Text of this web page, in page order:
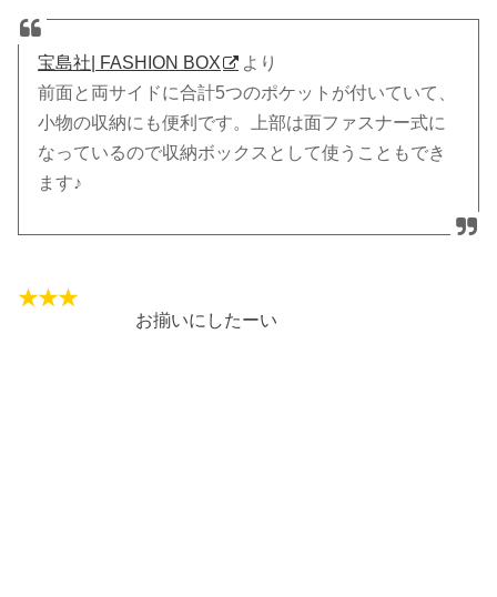
宝島社| FASHION BOX
より
前面と両サイドに合計5つのポケットが付いていて、
小物の収納にも便利です。上部は面ファスナー式に
なっているので収納ボックスとして使うこともでき
ます♪
お揃いにしたーい